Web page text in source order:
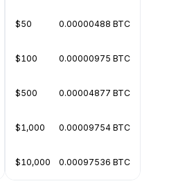
$50 0.00000488 BTC
$100 0.00000975 BTC
$500 0.00004877 BTC
$1,000 0.00009754 BTC
$10,000 0.00097536 BTC